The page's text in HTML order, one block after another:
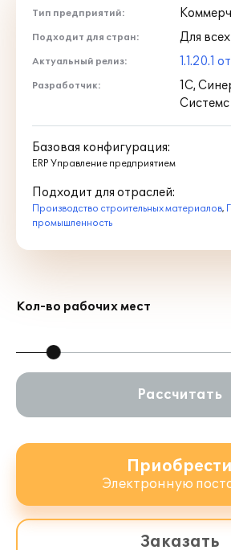
Тип предприятий:
Подходит для стран: Для
Актуальный релиз: 1.1.20.1
Разработчик:
1С,
Системс
Базовая конфигурация:
ERP Управление предприятием
Подходит для отраслей:
Производство строительных материалов,
промышленность
Кол-во рабочих мест
Рассчитать
Приобрести
Электронную
Заказать